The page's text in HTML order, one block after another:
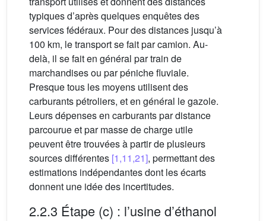
typiques d’après quelques enquêtes des
services fédéraux. Pour des distances jusqu’à
100 km, le transport se fait par camion. Au-
delà, il se fait en général par train de
marchandises ou par péniche fluviale.
Presque tous les moyens utilisent des
carburants pétroliers, et en général le gazole.
Leurs dépenses en carburants par distance
parcourue et par masse de charge utile
peuvent être trouvées à partir de plusieurs
sources différentes [1,11,21], permettant des
estimations indépendantes dont les écarts
donnent une idée des incertitudes.
2.2.3 Étape (c) : l’usine d’éthanol